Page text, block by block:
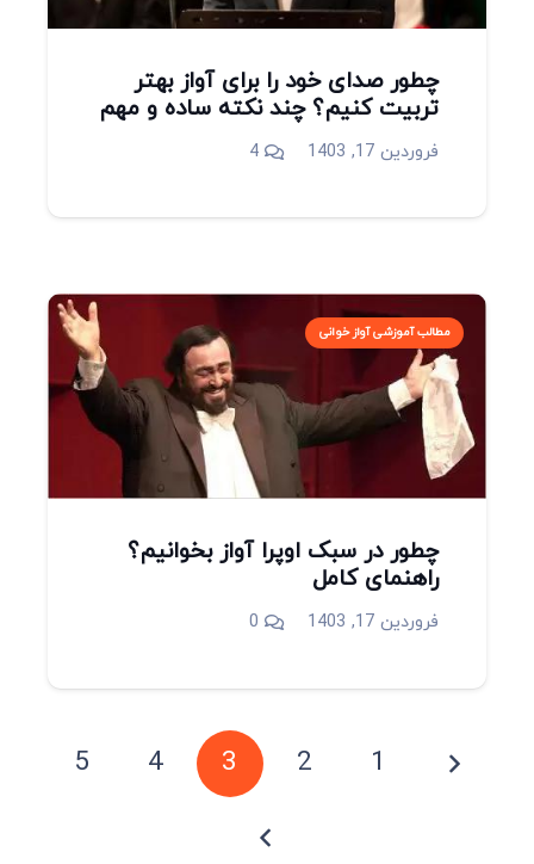
چطور صدای خود را برای آواز بهتر
تربیت کنیم؟ چند نکته ساده و مهم
فروردین 17, 1403 4
مطالب آموزشی آواز خوانی
چطور در سبک اوپرا آواز بخوانیم؟
راهنمای کامل
فروردین 17, 1403 0
1
2
3
4
5